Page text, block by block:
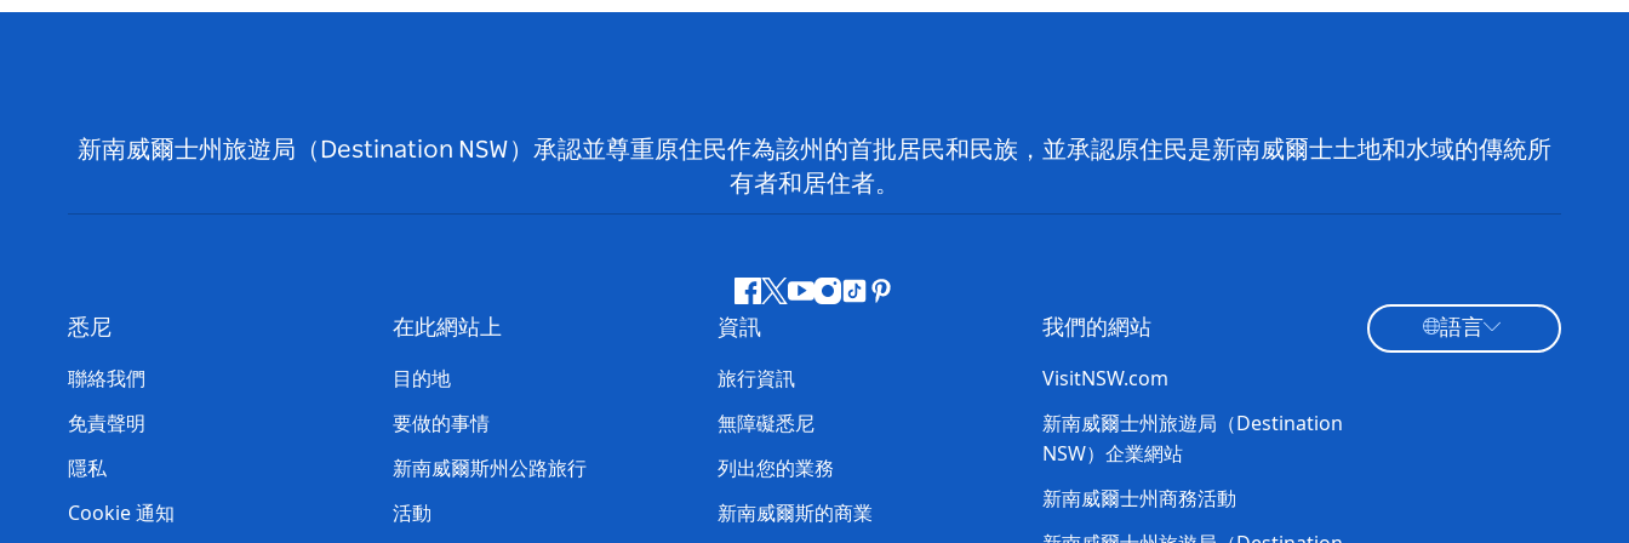
新南威爾士州旅遊局（Destination NSW）承認並尊重原住民作為該州的首批居民和民族，並承認原住民是新南威爾士土地和水域的傳統所
有者和居住者。
Facebook
嘰
喳
喳
Youtube
Instagram
抖 Pinterest
悉尼
聯絡我們
免責聲明
隱私
Cookie 通知
在此網站上
目的地
要做的事情
新南威爾斯州公路旅行
活動
資訊
旅行資訊
無障礙悉尼
列出您的業務
新南威爾斯的商業
我們的網站
VisitNSW.com
新南威爾士州旅遊局（Destination
NSW）企業網站​
新南威爾士州商務活動
語言